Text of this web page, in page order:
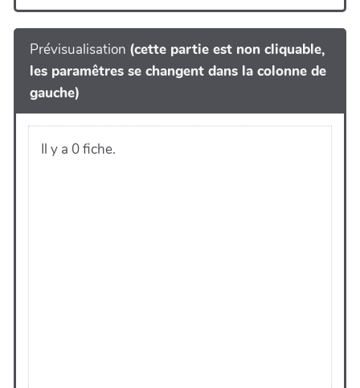
Prévisualisation (cette partie est non cliquable,
les paramêtres se changent dans la colonne de
gauche)